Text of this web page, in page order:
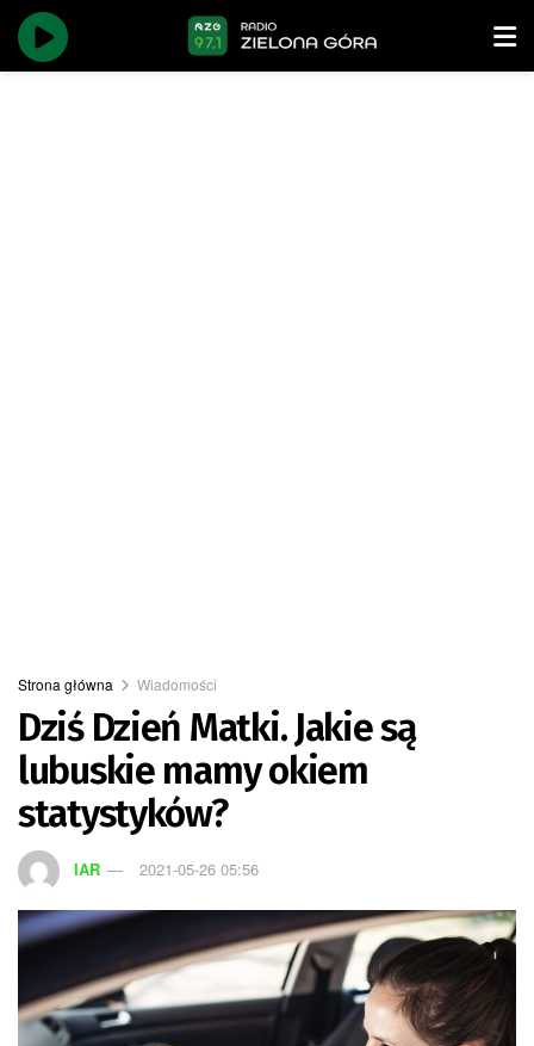
Strona główna Wiadomości
Dziś Dzień Matki. Jakie są
lubuskie mamy okiem
statystyków?
IAR 2021-05-26 05:56